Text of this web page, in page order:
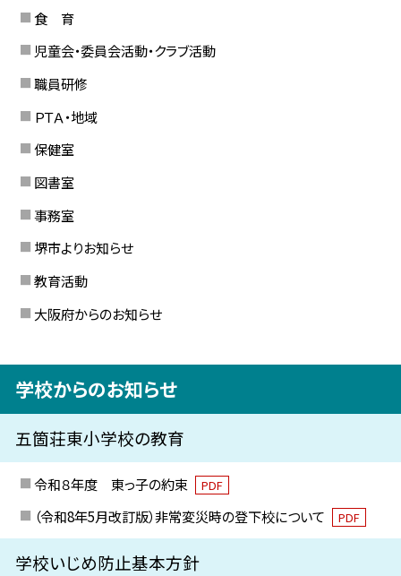
食 育
児童会・委員会活動・クラブ活動
職員研修
ＰＴＡ・地域
保健室
図書室
事務室
堺市よりお知らせ
教育活動
大阪府からのお知らせ
学校からのお知らせ
五箇荘東小学校の教育
令和８年度 東っ子の約束 PDF
（令和8年5月改訂版）非常変災時の登下校について PDF
学校いじめ防止基本方針